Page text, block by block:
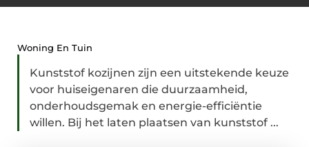
Woning En Tuin
Kunststof kozijnen zijn een uitstekende keuze
voor huiseigenaren die duurzaamheid,
onderhoudsgemak en energie-efficiëntie
willen. Bij het laten plaatsen van kunststof ...